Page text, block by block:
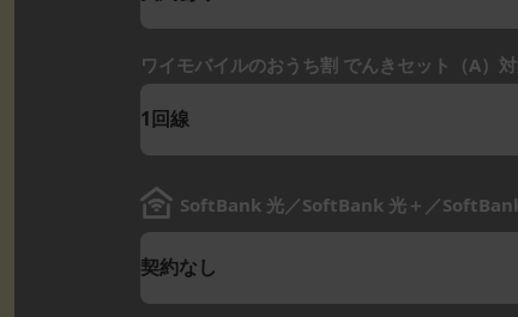
ワイモバイルのおうち割 でんきセット（A）
SoftBank 光／SoftBank 光＋／